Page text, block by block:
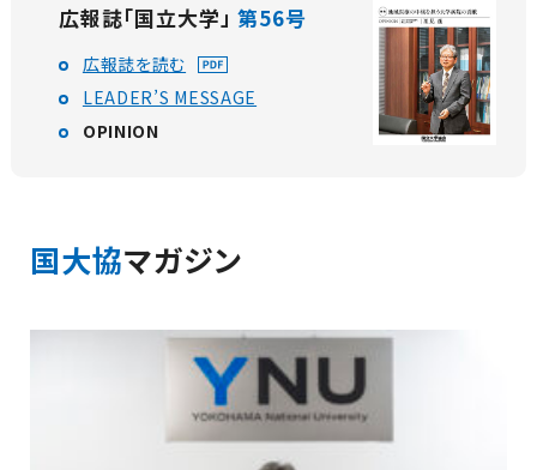
広報誌「国立大学」第56号
広報誌を読む
LEADER’S MESSAGE
OPINION
国大協マガジン